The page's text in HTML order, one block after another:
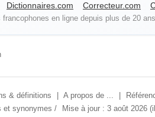
Dictionnaires.com Correcteur.com
en ligne depuis plus de 20
& définitions A propos de ...
et synonymes / Mise à jour : 3 août 2026